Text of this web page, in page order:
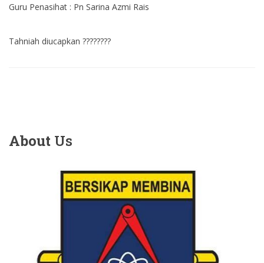
Guru Penasihat : Pn Sarina Azmi Rais
Tahniah diucapkan ????????
About Us